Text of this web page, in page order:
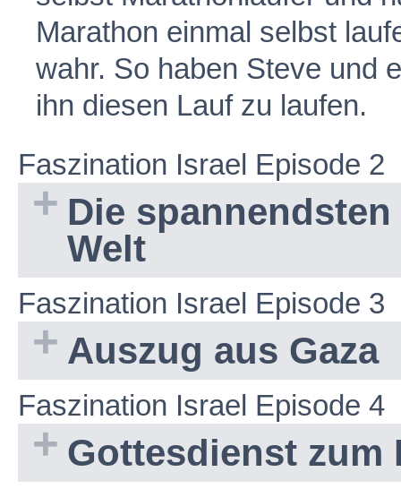
Marathon einmal selbst
wahr. So haben Steve und
ihn diesen Lauf zu laufen.
Faszination Israel Episode 2
Die
Welt
Faszination Israel Episode 3
Auszug aus Gaza
Faszination Israel Episode 4
Gottesdienst zum